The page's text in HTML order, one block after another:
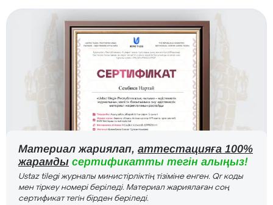
Материал жариялап, аттестацияға 100%
жарамды сертификатты тегін алыңыз!
Ustaz tilegi журналы министірліктің тізіміне енген. Qr коды
мен тіркеу номері беріледі. Материал жариялаған соң
сертификат тегін бірден беріледі.